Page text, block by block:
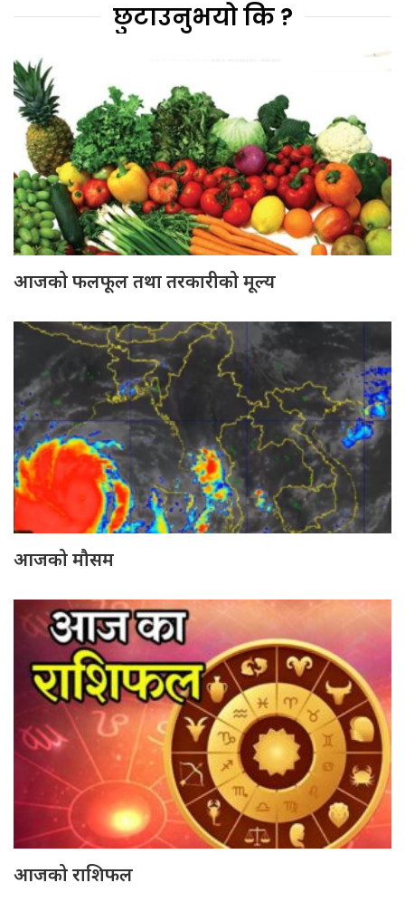
छुटाउनुभयो कि ?
आजको फलफूल तथा तरकारीको मूल्य
आजको मौसम
आजको राशिफल